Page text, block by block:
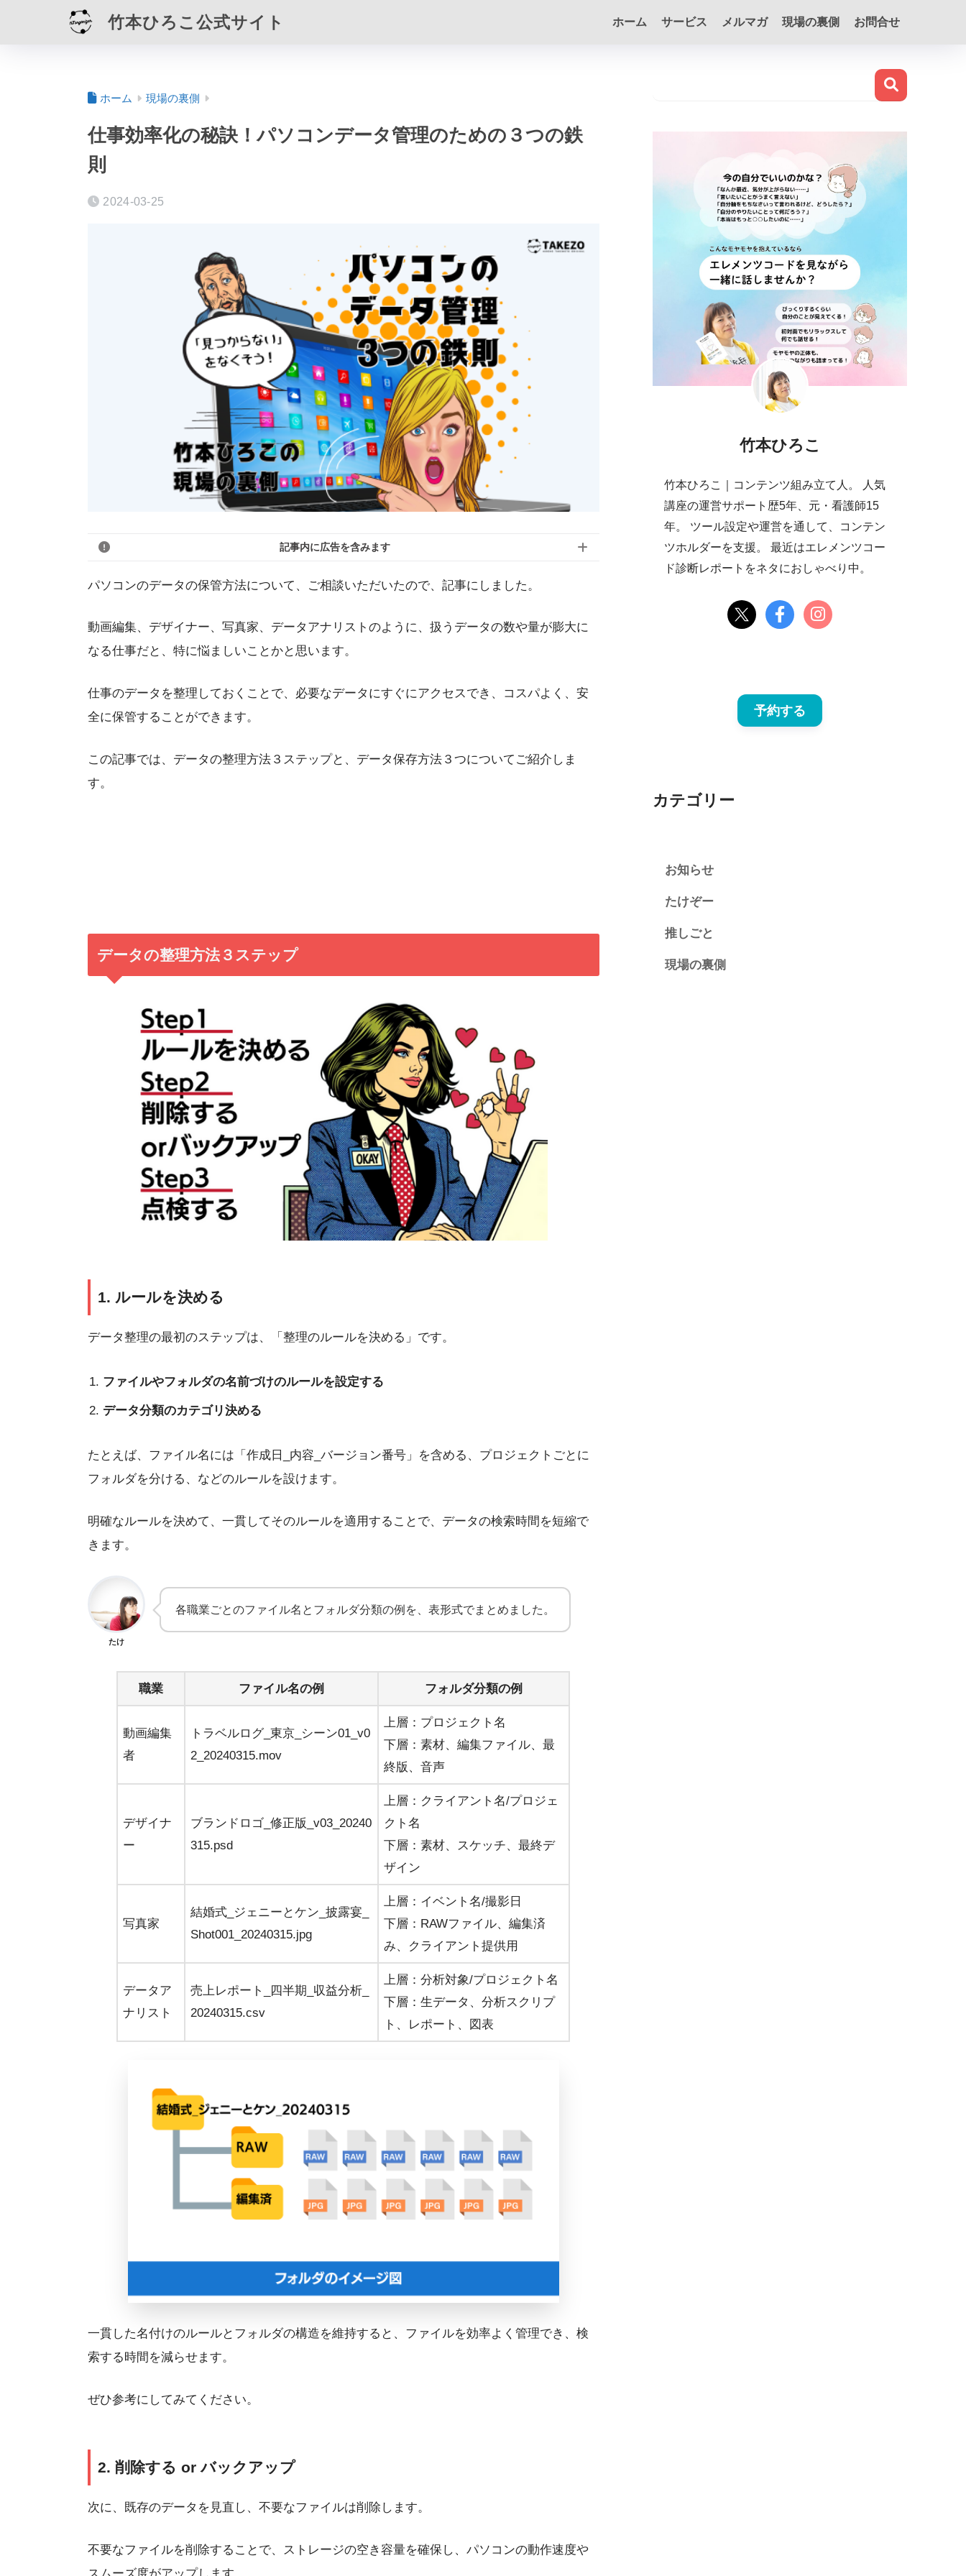
竹本ひろこ公式サイト ホーム サービス メルマガ 現場の裏側 お問合せ
ホーム 現場の裏側
仕事効率化の秘訣！パソコンデータ管理のための３つの鉄
則
2024-03-25
記事内に広告を含みます
パソコンのデータの保管方法について、ご相談いただいたので、記事にしました。
動画編集、デザイナー、写真家、データアナリストのように、扱うデータの数や量が膨大に
なる仕事だと、特に悩ましいことかと思います。
仕事のデータを整理しておくことで、必要なデータにすぐにアクセスでき、コスパよく、安
全に保管することができます。
この記事では、データの整理方法３ステップと、データ保存方法３つについてご紹介しま
す。
データの整理方法３ステップ
1. ルールを決める
データ整理の最初のステップは、「整理のルールを決める」です。
ファイルやフォルダの名前づけのルールを設定する
データ分類のカテゴリ決める
たとえば、ファイル名には「作成日_内容_バージョン番号」を含める、プロジェクトごとに
フォルダを分ける、などのルールを設けます。
明確なルールを決めて、一貫してそのルールを適用することで、データの検索時間を短縮で
きます。
たけ
各職業ごとのファイル名とフォルダ分類の例を、表形式でまとめました。
職業 ファイル名の例 フォルダ分類の例
動画編集
者
トラベルログ_東京_シーン01_v0
2_20240315.mov
上層：プロジェクト名
下層：素材、編集ファイル、最
終版、音声
デザイナ
ー
ブランドロゴ_修正版_v03_20240
315.psd
上層：クライアント名/プロジェ
クト名
下層：素材、スケッチ、最終デ
ザイン
写真家
結婚式_ジェニーとケン_披露宴_
Shot001_20240315.jpg
上層：イベント名/撮影日
下層：RAWファイル、編集済
み、クライアント提供用
データア
ナリスト
売上レポート_四半期_収益分析_
20240315.csv
上層：分析対象/プロジェクト名
下層：生データ、分析スクリプ
ト、レポート、図表
一貫した名付けのルールとフォルダの構造を維持すると、ファイルを効率よく管理でき、検
索する時間を減らせます。
ぜひ参考にしてみてください。
2. 削除する or バックアップ
次に、既存のデータを見直し、不要なファイルは削除します。
不要なファイルを削除することで、ストレージの空き容量を確保し、パソコンの動作速度や
竹本ひろこ
竹本ひろこ｜コンテンツ組み立て人。 人気
講座の運営サポート歴5年、元・看護師15
年。 ツール設定や運営を通して、コンテン
ツホルダーを支援。 最近はエレメンツコー
ド診断レポートをネタにおしゃべり中。
予約する
カテゴリー
お知らせ
たけぞー
推しごと
現場の裏側